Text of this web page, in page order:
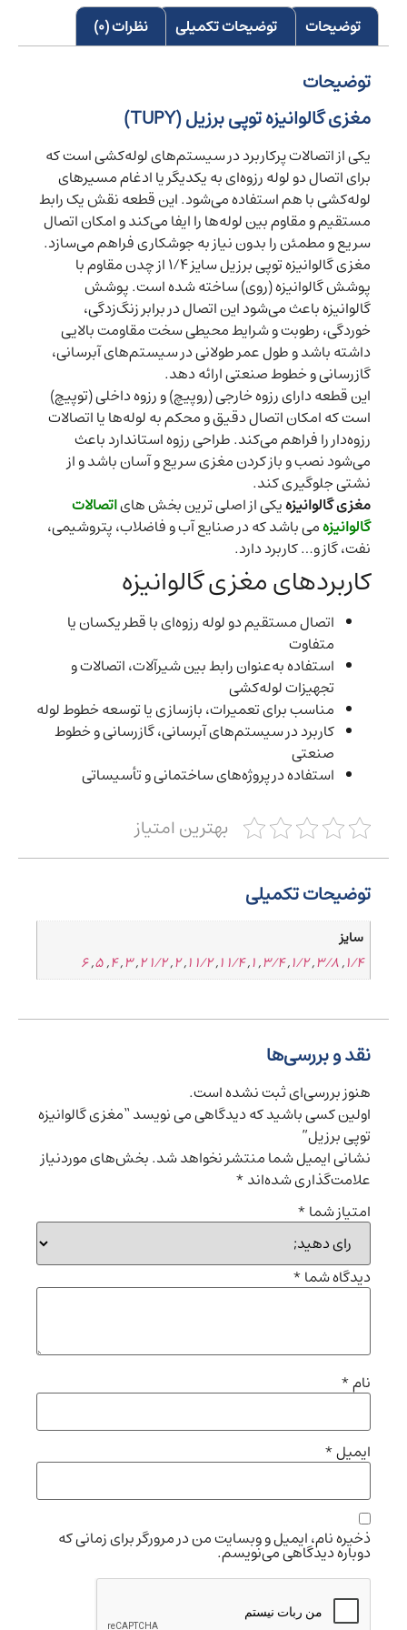
توضیحات توضیحات تکمیلی نظرات (0)
توضیحات
مغزی گالوانیزه توپی برزیل (TUPY)
یکی از اتصالات پرکاربرد در سیستم‌های لوله‌کشی است که
برای اتصال دو لوله رزوه‌ای به یکدیگر یا ادغام مسیرهای
لوله‌کشی با هم استفاده می‌شود. این قطعه نقش یک رابط
مستقیم و مقاوم بین لوله‌ها را ایفا می‌کند و امکان اتصال
سریع و مطمئن را بدون نیاز به جوشکاری فراهم می‌سازد.
مغزی گالوانیزه توپی برزیل سایز 1/4 از چدن مقاوم با
پوشش گالوانیزه (روی) ساخته شده است. پوشش
گالوانیزه باعث می‌شود این اتصال در برابر زنگ‌زدگی،
خوردگی، رطوبت و شرایط محیطی سخت مقاومت بالایی
داشته باشد و طول عمر طولانی در سیستم‌های آبرسانی،
گازرسانی و خطوط صنعتی ارائه دهد.
این قطعه دارای رزوه خارجی (روپیچ) و رزوه داخلی (توپیچ)
است که امکان اتصال دقیق و محکم به لوله‌ها یا اتصالات
رزوه‌دار را فراهم می‌کند. طراحی رزوه استاندارد باعث
می‌شود نصب و باز کردن مغزی سریع و آسان باشد و از
نشتی جلوگیری کند.
مغزی گالوانیزهیکی از اصلی ترین بخش هایاتصالات
گالوانیزهمی باشد که در صنایع آب و فاضلاب، پتروشیمی،
نفت، گاز و… کاربرد دارد.
کاربردهای مغزی گالوانیزه
اتصال مستقیم دو لوله رزوه‌ای با قطر یکسان یا
متفاوت
استفاده به‌عنوان رابط بین شیرآلات، اتصالات و
تجهیزات لوله‌کشی
مناسب برای تعمیرات، بازسازی یا توسعه خطوط لوله
کاربرد در سیستم‌های آبرسانی، گازرسانی و خطوط
صنعتی
استفاده در پروژه‌های ساختمانی و تأسیساتی
بهترین امتیاز
توضیحات تکمیلی
سایز
1/4
,
3/8
,
1/2
,
3/4
,
1
,
1/4 1
,
1/2 1
,
2
,
1/2 2
,
3
,
4
,
5
,
6
نقد و بررسی‌ها
هنوز بررسی‌ای ثبت نشده است.
اولین کسی باشید که دیدگاهی می نویسد “مغزی گالوانیزه
توپی برزیل”
نشانی ایمیل شما منتشر نخواهد شد.بخش‌های موردنیاز
علامت‌گذاری شده‌اند*
امتیاز شما*
دیدگاه شما*
نام*
ایمیل*
ذخیره نام، ایمیل و وبسایت من در مرورگر برای زمانی که
دوباره دیدگاهی می‌نویسم.